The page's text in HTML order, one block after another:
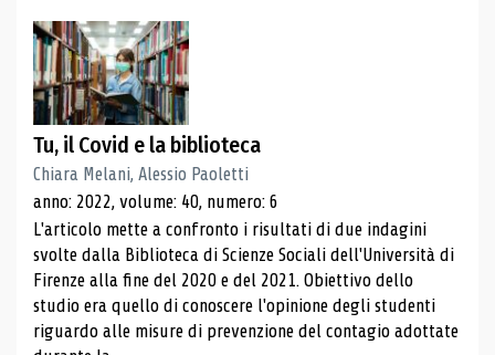
Tu, il Covid e la biblioteca
Chiara Melani, Alessio Paoletti
anno: 2022, volume: 40, numero: 6
L'articolo mette a confronto i risultati di due indagini
svolte dalla Biblioteca di Scienze Sociali dell'Università di
Firenze alla fine del 2020 e del 2021. Obiettivo dello
studio era quello di conoscere l'opinione degli studenti
riguardo alle misure di prevenzione del contagio adottate